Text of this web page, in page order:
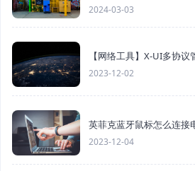
2024-03-03
【网络工具】X-UI多协
2023-12-02
英菲克蓝牙鼠标怎么连接
2023-12-04